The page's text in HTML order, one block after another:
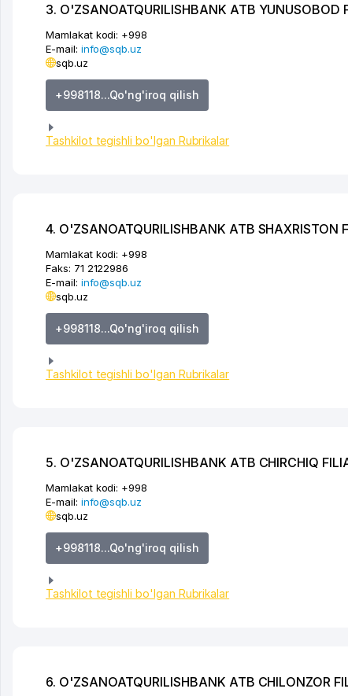
3. O'ZSANOATQURILISHBANK ATB YUNUSOBOD
Mamlakat kodi: +998
E-mail: info@sqb.uz
sqb.uz
+998118...Qo'ng'iroq qilish
Tashkilot tegishli bo'lgan Rubrikalar
4. O'ZSANOATQURILISHBANK ATB SHAXRISTON
Mamlakat kodi: +998
Faks: 71 2122986
E-mail: info@sqb.uz
sqb.uz
+998118...Qo'ng'iroq qilish
Tashkilot tegishli bo'lgan Rubrikalar
5. O'ZSANOATQURILISHBANK ATB CHIRCHIQ
Mamlakat kodi: +998
E-mail: info@sqb.uz
sqb.uz
+998118...Qo'ng'iroq qilish
Tashkilot tegishli bo'lgan Rubrikalar
6. O'ZSANOATQURILISHBANK ATB CHILONZOR